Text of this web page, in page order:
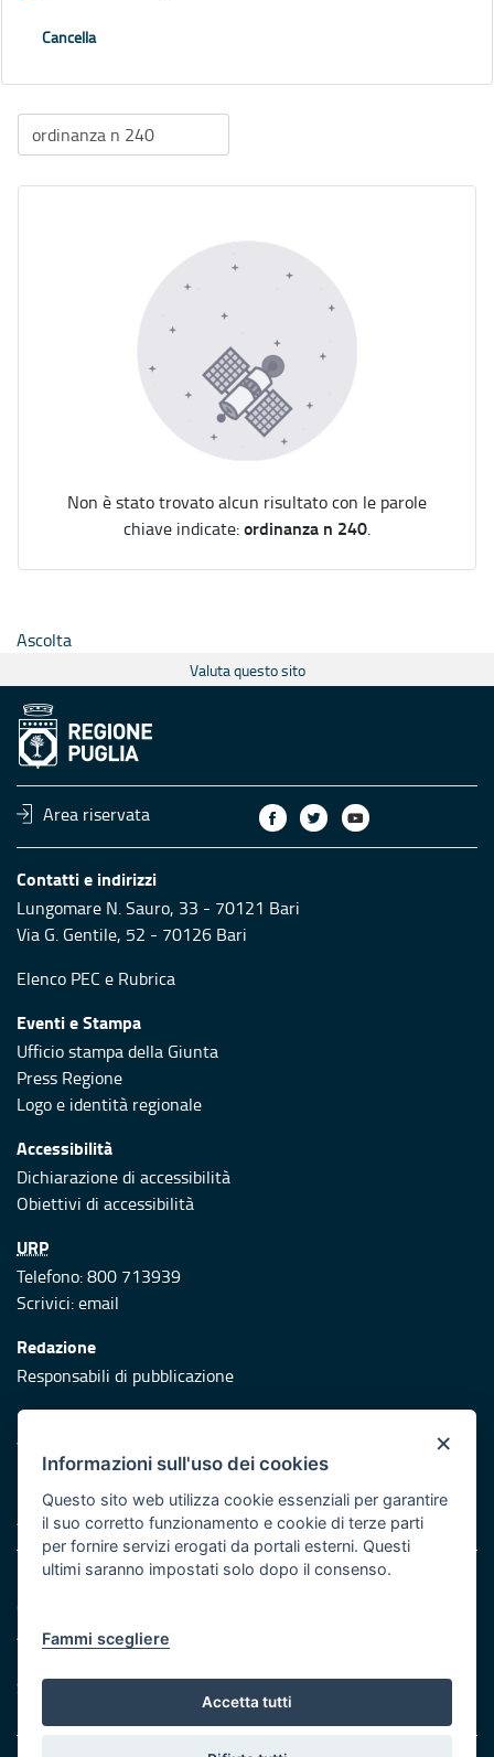
Cancella
Non è stato trovato alcun risultato con le parole
chiave indicate:ordinanza n 240.
Ascolta
Valuta questo sito
Area riservata
Contatti e indirizzi
Lungomare N. Sauro, 33 - 70121 Bari
Via G. Gentile, 52 - 70126 Bari
Elenco PEC e Rubrica
Eventi e Stampa
Ufficio stampa della Giunta
Press Regione
Logo e identità regionale
Accessibilità
Dichiarazione di accessibilità
Obiettivi di accessibilità
URP
Telefono: 800 713939
Scrivici:email
Redazione
Responsabili di pubblicazione
Protezione civile
Vai al sito di Protezione Civile Puglia
Iniziativa finanziata con risorse del POR Puglia 2014/2020 -
Asse XI
Note legali
Cookie e privacy
Atti di notifica
Servizi Intranet
×
Informazioni sull'uso dei cookies
Questo sito web utilizza cookie essenziali per garantire
il suo corretto funzionamento e cookie di terze parti
per fornire servizi erogati da portali esterni. Questi
ultimi saranno impostati solo dopo il consenso.
Fammi scegliere
Accetta tutti